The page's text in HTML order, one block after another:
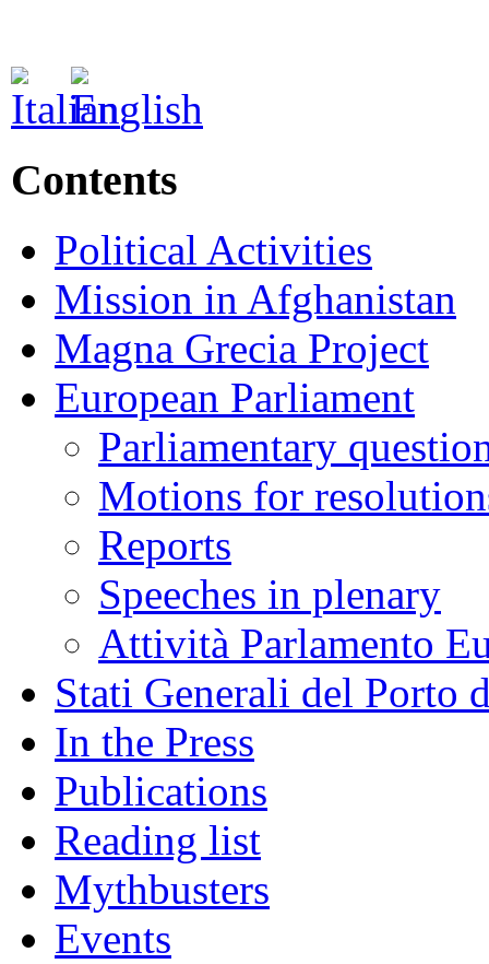
Contents
Political Activities
Mission in Afghanistan
Magna Grecia Project
European Parliament
Parliamentary
Motions for
Reports
Speeches in plenary
Attività Parlamento
Stati Generali del Porto
In the Press
Publications
Reading list
Mythbusters
Events